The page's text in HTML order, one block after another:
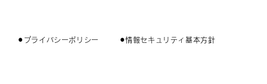
⚫︎プライバシーポリシー ⚫︎情報セキュリティ基本方針